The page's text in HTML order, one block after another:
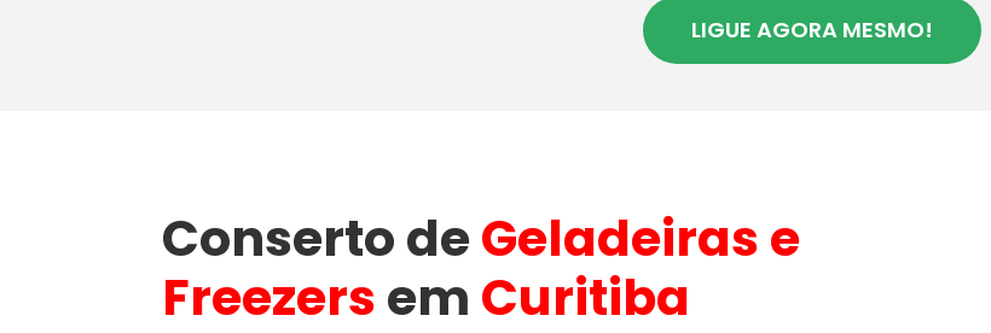
LIGUE AGORA MESMO!
Conserto deGeladeiras e
Freezersem Curitiba